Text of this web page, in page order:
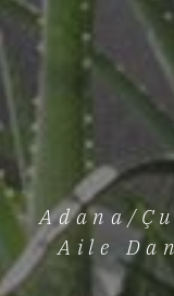
Adana/
Aile